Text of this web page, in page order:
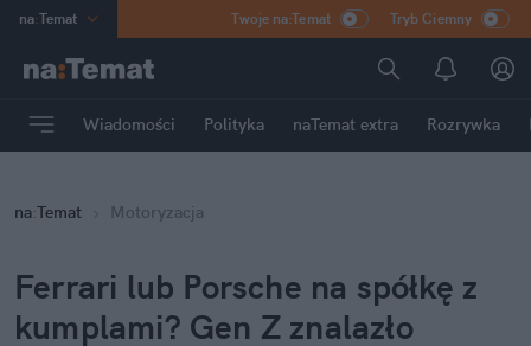
na:Temat
Poland
mama
Rozrywka
Twoje na:Temat Tryb Ciemny
Wiadomości Polityka naTemat extra Rozrywka
na:Temat Motoryzacja
Ferrari lub Porsche na spółkę z
kumplami? Gen Z znalazło